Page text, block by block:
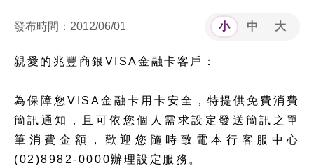
發布時間：2012/06/01 小 中 大
親愛的兆豐商銀VISA金融卡客戶：
為保障您VISA金融卡用卡安全，特提供免費消費
簡訊通知，且可依您個人需求設定發送簡訊之單
筆消費金額，歡迎您隨時致電本行客服中心
(02)8982-0000辦理設定服務。